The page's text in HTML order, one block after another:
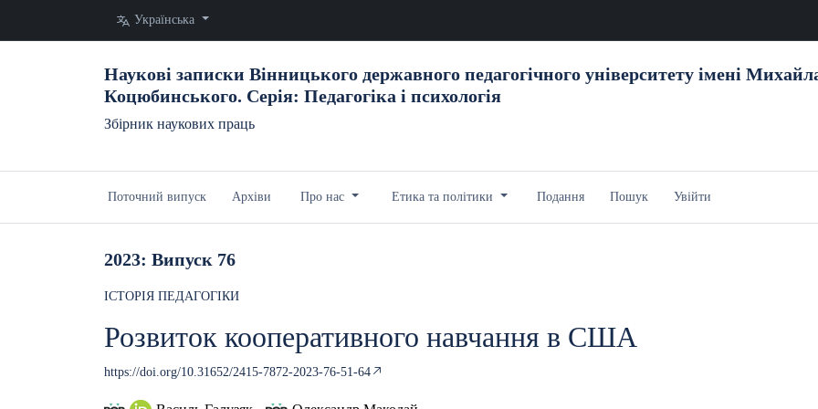
Змінити мову. Поточна мова:
Українська
Наукові записки Вінницького державного педагогічного університету імені
Коцюбинського. Серія: Педагогіка і психологія
Збірник наукових праць
Поточний випуск Архіви Про нас Етика та політики Подання Пошук Увійти
2023: Випуск 76
ІСТОРІЯ ПЕДАГОГІКИ
Розвиток кооперативного навчання в США
https://doi.org/10.31652/2415-7872-2023-76-51-64